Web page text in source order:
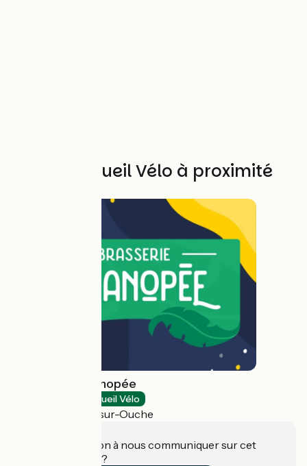
Autres Accueil Vélo à proximité
Brasserie La Kanopée
Accueil Vélo
Sainte-Marie-sur-Ouche
Une information à nous communiquer sur cet
établissement ?